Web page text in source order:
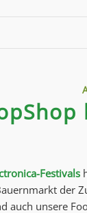
Festivals
der
auch unsere